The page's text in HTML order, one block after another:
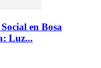
en Bosa
Luz...